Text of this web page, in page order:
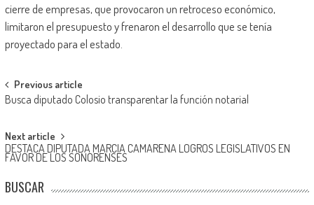
cierre de empresas, que provocaron un retroceso económico,
limitaron el presupuesto y frenaron el desarrollo que se tenía
proyectado para el estado.
Post
navigation
Previous article
Busca diputado Colosio transparentar la función notarial
Next article
DESTACA DIPUTADA MARCIA CAMARENA LOGROS LEGISLATIVOS EN
FAVOR DE LOS SONORENSES
BUSCAR